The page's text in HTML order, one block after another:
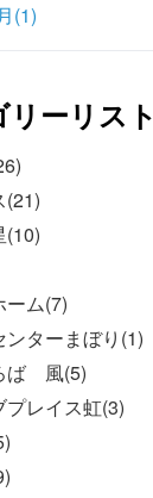
(1)
リーリスト
(21)
(10)
ーム(7)
ターまぼり(1)
ば 風(5)
プレイス虹(3)